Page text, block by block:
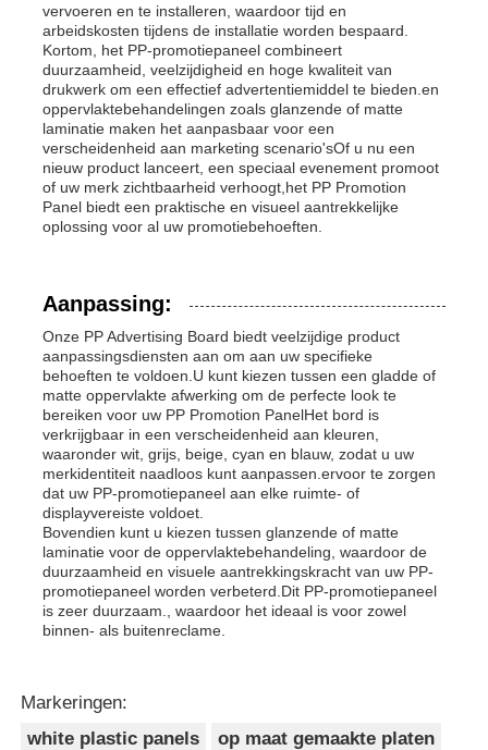
vervoeren en te installeren, waardoor tijd en
arbeidskosten tijdens de installatie worden bespaard.
Kortom, het PP-promotiepaneel combineert
duurzaamheid, veelzijdigheid en hoge kwaliteit van
drukwerk om een effectief advertentiemiddel te bieden.en
oppervlaktebehandelingen zoals glanzende of matte
laminatie maken het aanpasbaar voor een
verscheidenheid aan marketing scenario'sOf u nu een
nieuw product lanceert, een speciaal evenement promoot
of uw merk zichtbaarheid verhoogt,het PP Promotion
Panel biedt een praktische en visueel aantrekkelijke
oplossing voor al uw promotiebehoeften.
Aanpassing:
Onze PP Advertising Board biedt veelzijdige product
aanpassingsdiensten aan om aan uw specifieke
behoeften te voldoen.U kunt kiezen tussen een gladde of
matte oppervlakte afwerking om de perfecte look te
bereiken voor uw PP Promotion PanelHet bord is
verkrijgbaar in een verscheidenheid aan kleuren,
waaronder wit, grijs, beige, cyan en blauw, zodat u uw
merkidentiteit naadloos kunt aanpassen.ervoor te zorgen
dat uw PP-promotiepaneel aan elke ruimte- of
displayvereiste voldoet.
Bovendien kunt u kiezen tussen glanzende of matte
laminatie voor de oppervlaktebehandeling, waardoor de
duurzaamheid en visuele aantrekkingskracht van uw PP-
promotiepaneel worden verbeterd.Dit PP-promotiepaneel
is zeer duurzaam., waardoor het ideaal is voor zowel
binnen- als buitenreclame.
Markeringen:
white plastic panels
op maat gemaakte platen